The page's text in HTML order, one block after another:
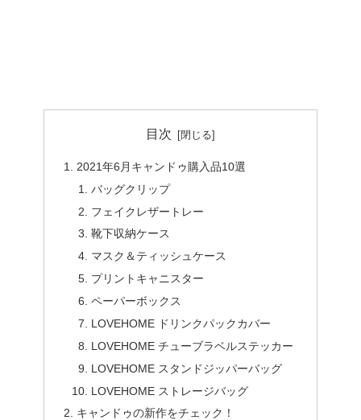
目次
2021年6月キャンドゥ購入品10選
バッグクリップ
フェイクレザートレー
靴下収納ケース
マスク＆ティッシュケース
プリントキャニスター
ペーパーボックス
LOVEHOME ドリンクパックカバー
LOVEHOME チューブラベルステッカー
LOVEHOME スタンドジッパーバッグ
LOVEHOME ストレージバッグ
キャンドゥの新作をチェック！